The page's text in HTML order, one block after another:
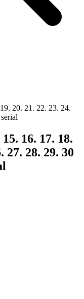
20. 21. 22. 23. 24.
16. 17. 18.
27. 28. 29. 30